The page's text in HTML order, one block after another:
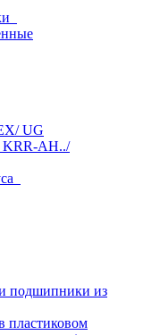
UG
KRR-AH../
подшипники из
пластиковом